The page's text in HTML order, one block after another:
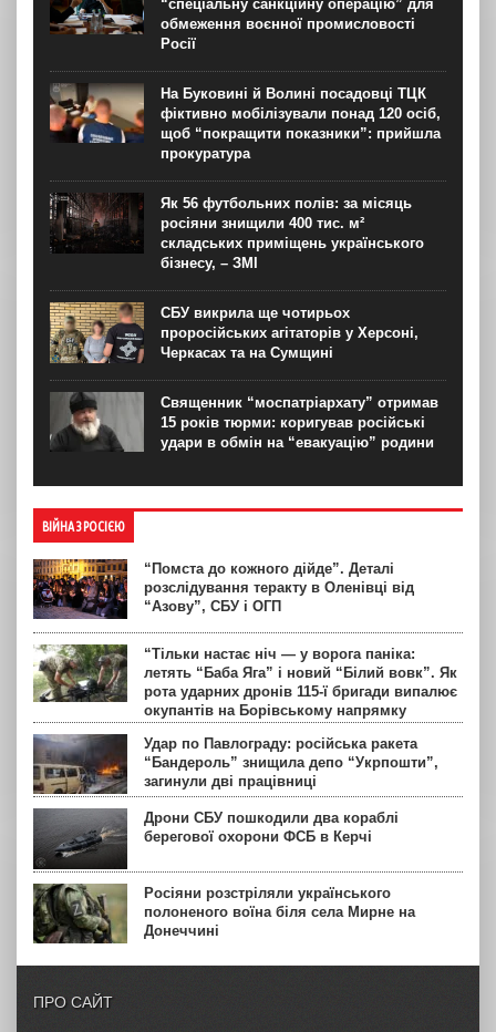
“спеціальну санкційну операцію” для
обмеження воєнної промисловості
Росії
На Буковині й Волині посадовці ТЦК
фіктивно мобілізували понад 120 осіб,
щоб “покращити показники”: прийшла
прокуратура
Як 56 футбольних полів: за місяць
росіяни знищили 400 тис. м²
складських приміщень українського
бізнесу, – ЗМІ
СБУ викрила ще чотирьох
проросійських агітаторів у Херсоні,
Черкасах та на Сумщині
Священник “моспатріархату” отримав
15 років тюрми: коригував російські
удари в обмін на “евакуацію” родини
ВІЙНА З РОСІЄЮ
“Помста до кожного дійде”. Деталі
розслідування теракту в Оленівці від
“Азову”, СБУ і ОГП
“Тільки настає ніч — у ворога паніка:
летять “Баба Яга” і новий “Білий вовк”. Як
рота ударних дронів 115-ї бригади випалює
окупантів на Борівському напрямку
Удар по Павлограду: російська ракета
“Бандероль” знищила депо “Укрпошти”,
загинули дві працівниці
Дрони СБУ пошкодили два кораблі
берегової охорони ФСБ в Керчі
Росіяни розстріляли українського
полоненого воїна біля села Мирне на
Донеччині
ПРО САЙТ